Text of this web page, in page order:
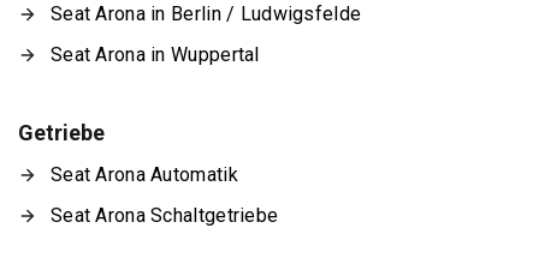
Seat Arona in Berlin / Ludwigsfelde
Seat Arona in Wuppertal
Getriebe
Seat Arona Automatik
Seat Arona Schaltgetriebe